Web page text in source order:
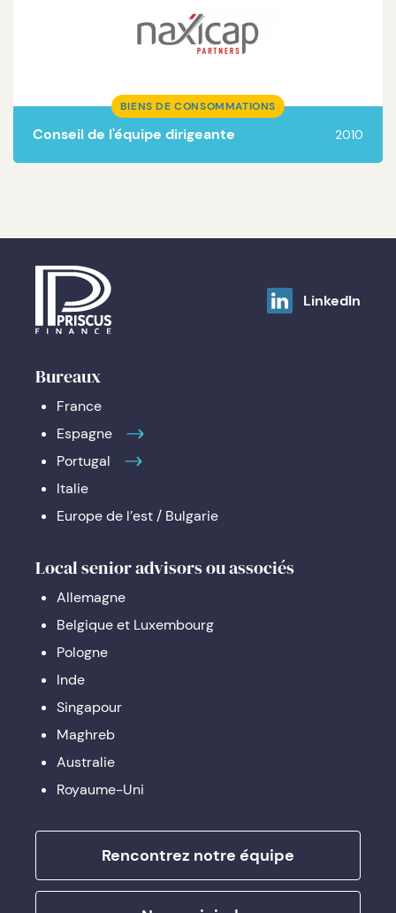
BIENS DE CONSOMMATIONS
Conseil de l'équipe dirigeante 2010
Lire la suite
LinkedIn
Bureaux
France
Espagne
Portugal
Italie
Europe de l’est / Bulgarie
Local senior advisors ou associés
Allemagne
Belgique et Luxembourg
Pologne
Inde
Singapour
Maghreb
Australie
Royaume-Uni
Rencontrez notre équipe